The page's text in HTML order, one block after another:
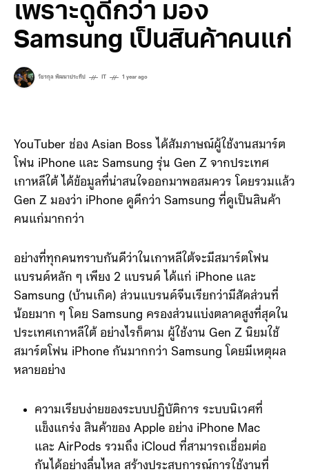
เพราะดูดีกว่า มอง
Samsung เป็นสินค้าคนแก่
วัชรกุล พัฒนาประทีป 1 year ago
YouTuber ช่อง Asian Boss ได้สัมภาษณ์ผู้ใช้งานสมาร์ต
โฟน iPhone และ Samsung รุ่น Gen Z จากประเทศ
เกาหลีใต้ ได้ข้อมูลที่น่าสนใจออกมาพอสมควร โดยรวมแล้ว
Gen Z มองว่า iPhone ดูดีกว่า Samsung ที่ดูเป็นสินค้า
คนแก่มากกว่า
อย่างที่ทุกคนทราบกันดีว่าในเกาหลีใต้จะมีสมาร์ตโฟน
แบรนด์หลัก ๆ เพียง 2 แบรนด์ ได้แก่ iPhone และ
Samsung (บ้านเกิด) ส่วนแบรนด์จีนเรียกว่ามีสัดส่วนที่
น้อยมาก ๆ โดย Samsung ครองส่วนแบ่งตลาดสูงที่สุดใน
ประเทศเกาหลีใต้ อย่างไรก็ตาม ผู้ใช้งาน Gen Z นิยมใช้
สมาร์ตโฟน iPhone กันมากกว่า Samsung โดยมีเหตุผล
หลายอย่าง
ความเรียบง่ายของระบบปฏิบัติการ ระบบนิเวศที่
แข็งแกร่ง สินค้าของ Apple อย่าง iPhone Mac
และ AirPods รวมถึง iCloud ที่สามารถเชื่อมต่อ
กันได้อย่างลื่นไหล สร้างประสบการณ์การใช้งานที่